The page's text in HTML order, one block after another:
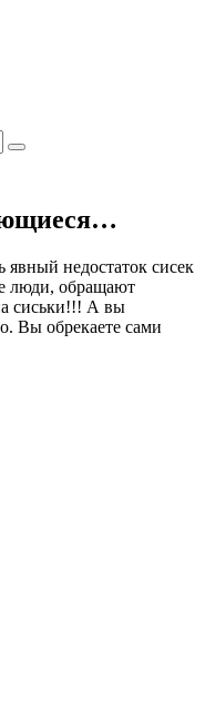
недостаток сисек
люди, обращают
сиськи!!! А вы
Вы обрекаете сами